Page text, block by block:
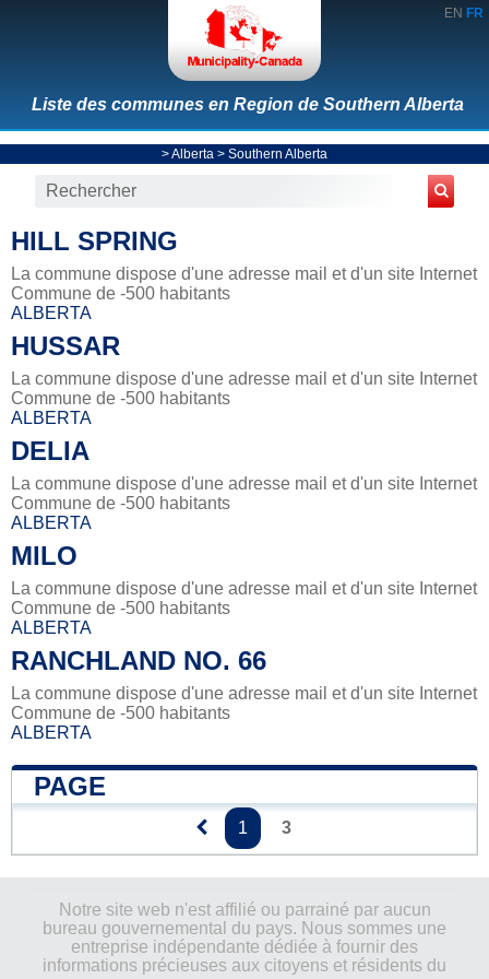
EN FR
Liste des communes en Region de Southern Alberta
>Alberta > Southern Alberta
HILL SPRING
La commune dispose d'une adresse mail et d'un site Internet
Commune de -500 habitants
ALBERTA
HUSSAR
La commune dispose d'une adresse mail et d'un site Internet
Commune de -500 habitants
ALBERTA
DELIA
La commune dispose d'une adresse mail et d'un site Internet
Commune de -500 habitants
ALBERTA
MILO
La commune dispose d'une adresse mail et d'un site Internet
Commune de -500 habitants
ALBERTA
RANCHLAND NO. 66
La commune dispose d'une adresse mail et d'un site Internet
Commune de -500 habitants
ALBERTA
PAGE
1 3
Notre site web n'est affilié ou parrainé par aucun
bureau gouvernemental du pays. Nous sommes une
entreprise indépendante dédiée à fournir des
informations précieuses aux citoyens et résidents du